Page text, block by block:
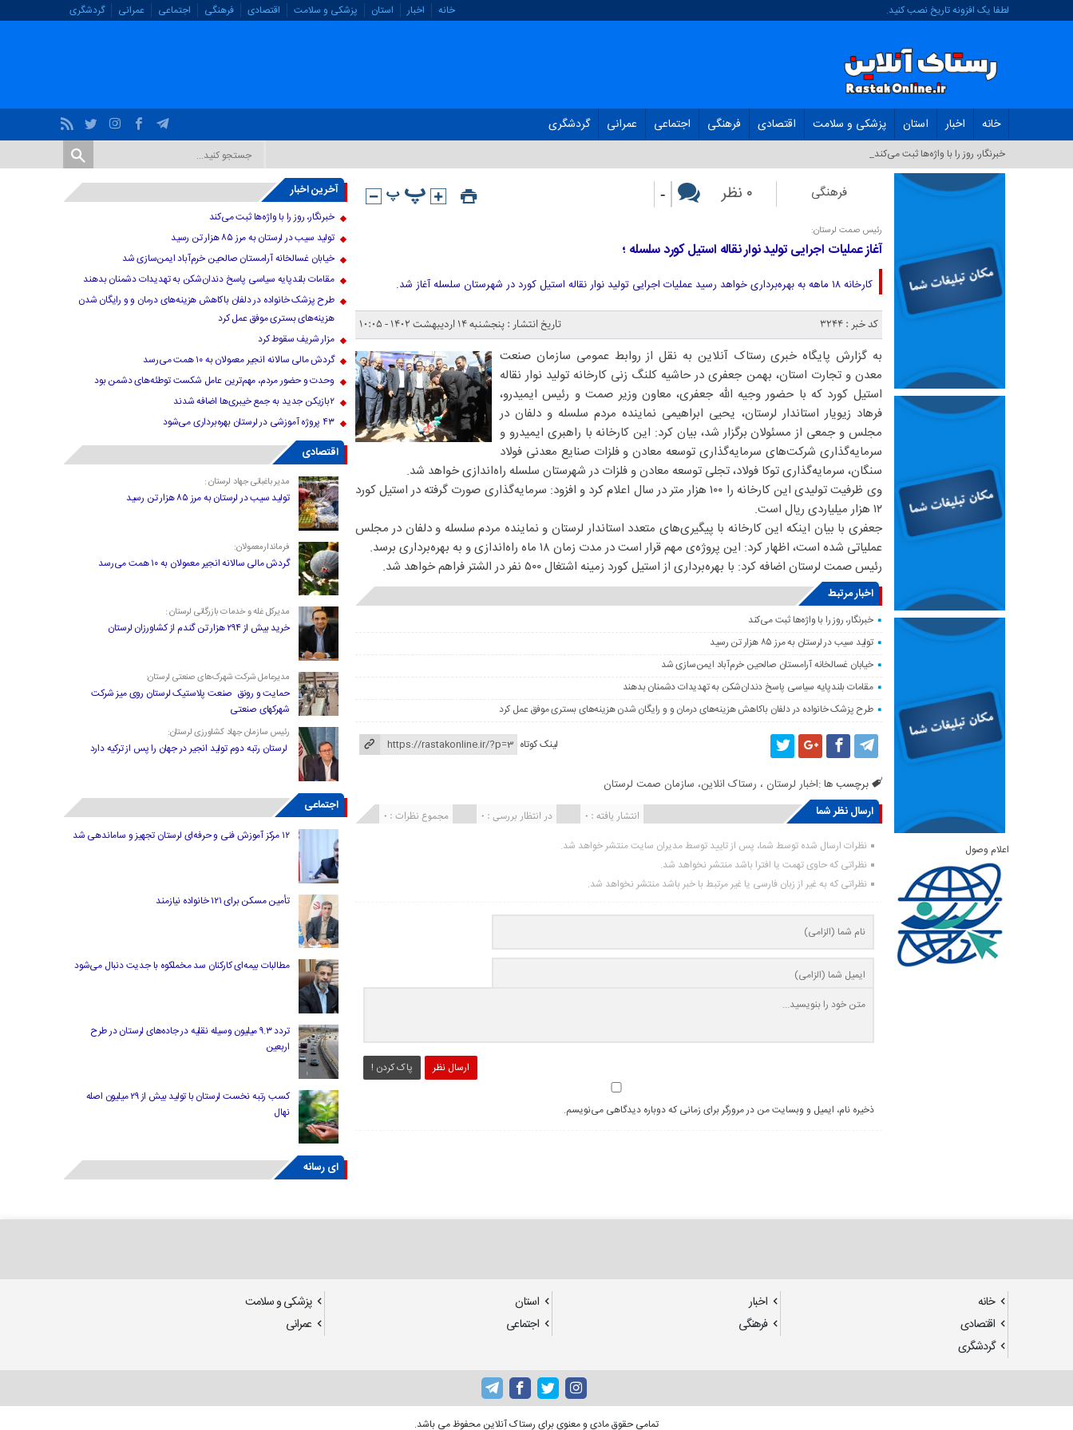
لطفا یک افزونه تاریخ نصب کنید. خانه اخبار استان پزشکی و سلامت اقتصادی فرهنگی اجتماعی عمرانی گردشگری
خانه اخبار استان پزشکی و سلامت اقتصادی فرهنگی اجتماعی عمرانی گردشگری
ت_
فرهنگی ۰ نظر -
رئیس صمت لرستان:
آغاز عملیات اجرایی تولید نوار نقاله استیل کورد سلسله ؛
کارخانه ۱۸ ماهه به بهره‌برداری خواهد رسید عملیات اجرایی تولید نوار نقاله استیل کورد در شهرستان سلسله آغاز شد.
کد خبر : 3244 تاریخ انتشار : پنجشنبه ۱۴ اردیبهشت ۱۴۰۲ - ۱۰:۰۵
به گزارش پایگاه خبری رستاک آنلاین به نقل از روابط عمومی سازمان صنعت
معدن و تجارت استان، بهمن جعفری در حاشیه کلنگ زنی کارخانه تولید نوار نقاله
استیل کورد که با حضور وجیه الله جعفری، معاون وزیر صمت و رئیس ایمیدرو،
فرهاد زیویار استاندار لرستان، یحیی ابراهیمی نماینده مردم سلسله و دلفان در
مجلس و جمعی از مسئولان برگزار شد، بیان کرد: این کارخانه با راهبری ایمیدرو و
سرمایه‌گذاری شرکت‌های سرمایه‌گذاری توسعه معادن و فلزات صنایع معدنی فولاد
سنگان، سرمایه‌گذاری توکا فولاد، تجلی توسعه معادن و فلزات در شهرستان سلسله راه‌اندازی خواهد شد.
وی ظرفیت تولیدی این کارخانه را ۱۰۰ هزار متر در سال اعلام کرد و افزود: سرمایه‌گذاری صورت گرفته در استیل کورد
۱۲ هزار میلیاردی ریال است.
جعفری با بیان اینکه این کارخانه با پیگیری‌های متعدد استاندار لرستان و نماینده مردم سلسله و دلفان در مجلس
عملیاتی شده است، اظهار کرد: این پروژه‌ی مهم قرار است در مدت زمان ۱۸ ماه راه‌اندازی و به بهره‌برداری برسد.
رئیس صمت لرستان اضافه کرد: با بهره‌برداری از استیل کورد زمینه اشتغال ۵۰۰ نفر در الشتر فراهم خواهد شد.
اخبار مرتبط
خبرنگار، روز را با واژه‌ها ثبت می‌کند
تولید سیب در لرستان به مرز ۸۵ هزار تن رسید
خیابان غسالخانه آرامستان صالحین خرم‌آباد ایمن‌سازی شد
مقامات بلندپایه سیاسی پاسخ دندان‌شکن به تهدیدات دشمنان بدهند
طرح پزشک خانواده در دلفان باکاهش هزینه‌های درمان و و رایگان شدن هزینه‌های بستری موفق عمل کرد
لینک کوتاه
برچسب ها :اخبار لرستان ، رستاک انلاین، سازمان صمت لرستان
ارسال نظر شما
مجموع نظرات : 0 در انتظار بررسی : 0 انتشار یافته : ۰
نظرات ارسال شده توسط شما، پس از تایید توسط مدیران سایت منتشر خواهد شد.
نظراتی که حاوی تهمت یا افترا باشد منتشر نخواهد شد.
نظراتی که به غیر از زبان فارسی یا غیر مرتبط با خبر باشد منتشر نخواهد شد.
ارسال نظر پاک کردن !
ذخیره نام، ایمیل و وبسایت من در مرورگر برای زمانی که دوباره دیدگاهی می‌نویسم.
اعلام وصول
آخرین اخبار
خبرنگار، روز را با واژه‌ها ثبت می‌کند
تولید سیب در لرستان به مرز ۸۵ هزار تن رسید
خیابان غسالخانه آرامستان صالحین خرم‌آباد ایمن‌سازی شد
مقامات بلندپایه سیاسی پاسخ دندان‌شکن به تهدیدات دشمنان بدهند
طرح پزشک خانواده در دلفان باکاهش هزینه‌های درمان و و رایگان شدن
هزینه‌های بستری موفق عمل کرد
مزار شریف سقوط کرد
گردش مالی سالانه انجیر معمولان به ۱۰ همت می‌رسد
وحدت و حضور مردم، مهم‌ترین عامل شکست توطئه‌های دشمن بود
۲بازیکن جدید به جمع خیبری‌ها اضافه شدند
۴۳ پروژه آموزشی در لرستان بهره‌برداری می‌شود
اقتصادی
مدیر باغبانی جهاد لرستان :
تولید سیب در لرستان به مرز ۸۵ هزار تن رسید
فرماندارمعمولان:
گردش مالی سالانه انجیر معمولان به ۱۰ همت می‌رسد
مدیرکل غله و خدمات بازرگانی لرستان :
خرید بیش از ۲۹۴ هزار تن گندم از کشاورزان لرستان
مدیرعامل شرکت شهرک‌های صنعتی لرستان:
حمایت و رونق صنعت پلاستیک لرستان روی میز شرکت
شهرکهای صنعتی
رئیس سازمان جهاد کشاورزی لرستان:
لرستان رتبه دوم تولید انجیر در جهان را پس از ترکیه دارد
اجتماعی
۱۲ مرکز آموزش فنی و حرفه‌ای لرستان تجهیز و ساماندهی شد
تأمین مسکن برای ۱۲۱ خانواده نیازمند
مطالبات بیمه‌ای کارکنان سد مخملکوه با جدیت دنبال می‌شود
تردد ۹.۳ میلیون وسیله نقلیه در جاده‌های لرستان در طرح
اربعین
کسب رتبه نخست لرستان با تولید بیش از ۲۹ میلیون اصله
نهال
ای رسانه
خانه اخبار استان
پزشکی و سلامت
اقتصادی
فرهنگی اجتماعی
عمرانی
گردشگری
تمامی حقوق مادی و معنوی برای رستاک آنلاین محفوظ می باشد.